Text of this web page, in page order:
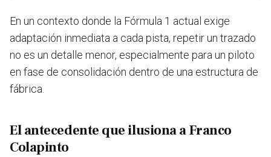
En un contexto donde la Fórmula 1 actual exige
adaptación inmediata a cada pista, repetir un trazado
no es un detalle menor, especialmente para un piloto
en fase de consolidación dentro de una estructura de
fábrica.
El antecedente que ilusiona a Franco
Colapinto